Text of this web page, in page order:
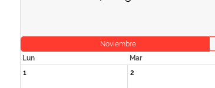
Noviembre
Lun
Mar
1
2